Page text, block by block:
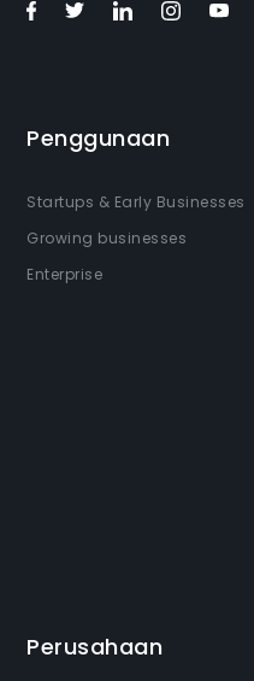
Penggunaan
Startups & Early Businesses
Growing businesses
Enterprise
Perusahaan